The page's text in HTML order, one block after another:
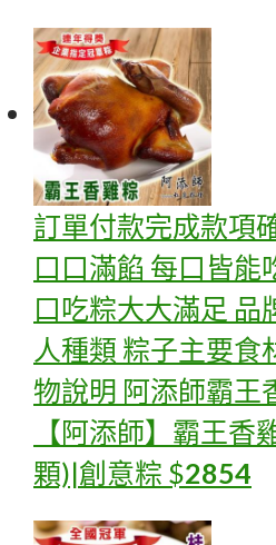
訂單付款完成款項
口口滿餡 每口皆能
口吃粽大大滿足 品
人種類 粽子主要食
物說明 阿添師霸王
【阿添師】霸王
顆)|創意粽 $2854